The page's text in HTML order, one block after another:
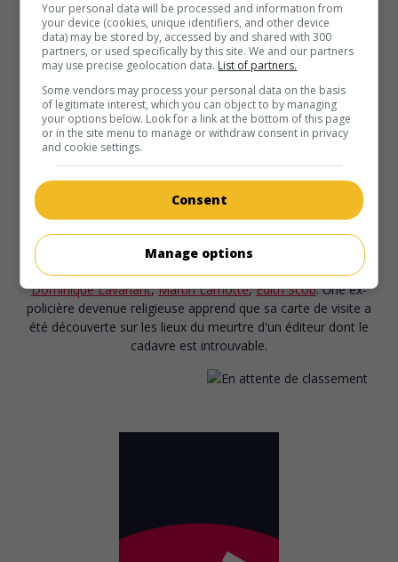
sur mes écrans
Sang d'encre
Fr. 2004. Comédie policière
Dominique Lavanant,Martin Lamotte,Édith Scob. Une ex-
policière devenue religieuse apprend que sa carte de visite a
été découverte sur les lieux du meurtre d'un éditeur dont le
cadavre est introuvable.
Your personal data will be processed and information from
your device (cookies, unique identifiers, and other device
data) may be stored by, accessed by and shared with 300
partners, or used specifically by this site. We and our partners
may use precise geolocation data. List of partners.
Some vendors may process your personal data on the basis
of legitimate interest, which you can object to by managing
your options below. Look for a link at the bottom of this page
or in the site menu to manage or withdraw consent in privacy
and cookie settings.
Consent
Manage options